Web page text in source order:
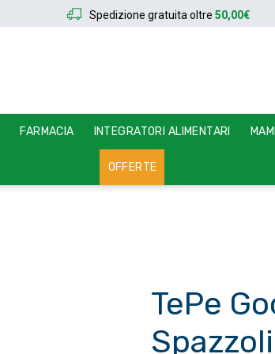
Spedizione gratuita oltre 50,00€
FARMACIA INTEGRATORI ALIMENTARI
OFFERTE
TePe